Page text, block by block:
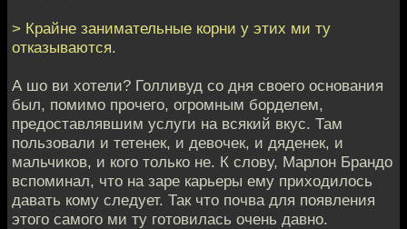
> Крайне занимательные корни у этих ми ту
отказываются.
А шо ви хотели? Голливуд со дня своего основания
был, помимо прочего, огромным борделем,
предоставлявшим услуги на всякий вкус. Там
пользовали и тетенек, и девочек, и дяденек, и
мальчиков, и кого только не. К слову, Марлон Брандо
вспоминал, что на заре карьеры ему приходилось
давать кому следует. Так что почва для появления
этого самого ми ту готовилась очень давно.